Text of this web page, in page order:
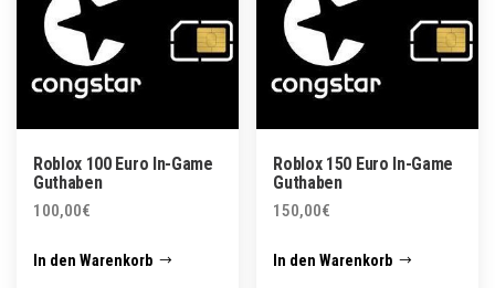
Roblox 100 Euro In-Game
Guthaben
100,00€
In den Warenkorb
Roblox 150 Euro In-Game
Guthaben
150,00€
In den Warenkorb